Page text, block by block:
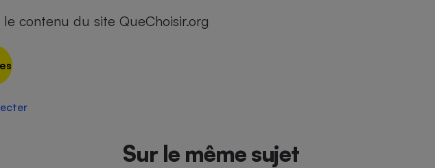
contenu du site QueChoisir.org
Sur le même sujet